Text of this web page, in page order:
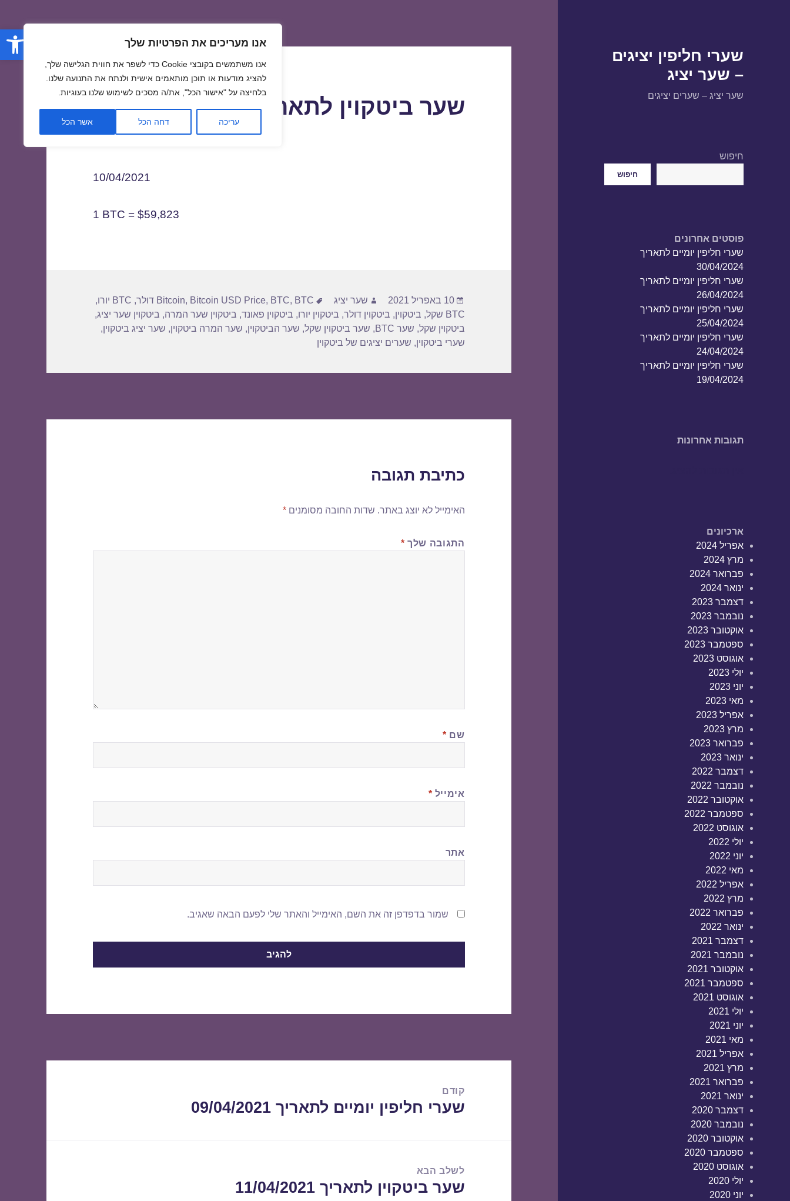
פתח אנו מעריכים את הפרטיות שלך
אנו משתמשים בקובצי Cookie כדי לשפר את חווית הגלישה שלך,
להציג מודעות או תוכן מותאמים אישית ולנתח את התנועה שלנו.
בלחיצה על "אישור הכל", את/ה מסכים לשימוש שלנו בעוגיות.
עריכה דחה הכל אשר הכל
שערי חליפין יציגים
– שער יציג
שער יציג – שערים יציגים
חיפוש
חיפוש
פוסטים אחרונים
שערי חליפין יומיים לתאריך
30/04/2024
שערי חליפין יומיים לתאריך
26/04/2024
שערי חליפין יומיים לתאריך
25/04/2024
שערי חליפין יומיים לתאריך
24/04/2024
שערי חליפין יומיים לתאריך
19/04/2024
תגובות אחרונות
ארכיונים
אפריל 2024
מרץ 2024
פברואר 2024
ינואר 2024
דצמבר 2023
נובמבר 2023
אוקטובר 2023
ספטמבר 2023
אוגוסט 2023
יולי 2023
יוני 2023
מאי 2023
אפריל 2023
מרץ 2023
פברואר 2023
ינואר 2023
דצמבר 2022
נובמבר 2022
אוקטובר 2022
ספטמבר 2022
אוגוסט 2022
יולי 2022
יוני 2022
מאי 2022
אפריל 2022
מרץ 2022
פברואר 2022
ינואר 2022
דצמבר 2021
נובמבר 2021
אוקטובר 2021
ספטמבר 2021
אוגוסט 2021
יולי 2021
יוני 2021
מאי 2021
אפריל 2021
מרץ 2021
פברואר 2021
ינואר 2021
דצמבר 2020
נובמבר 2020
אוקטובר 2020
ספטמבר 2020
אוגוסט 2020
יולי 2020
יוני 2020
שער ביטקוין לתאריך 10/04/2021
10/04/2021
1 BTC = $59,823
פורסם
בתאריך
10 באפריל 2021 מחבר
שער יציג תגיות Bitcoin, Bitcoin USD Price, BTC, BTC דולר , BTC יורו
,
BTC שקל
, ביטקוין, ביטקוין דולר, ביטקוין יורו, ביטקוין פאונד, ביטקוין שער המרה, ביטקוין שער יציג,
ביטקוין שקל, שער BTC , שער ביטקוין שקל, שער הביטקוין, שער המרה ביטקוין, שער יציג ביטקוין,
שערי ביטקוין, שערים יציגים של ביטקוין
כתיבת תגובה
האימייל לא יוצג באתר. שדות החובה מסומנים*
התגובה שלך *
שם *
אימייל *
אתר
שמור בדפדפן זה את השם, האימייל והאתר שלי לפעם הבאה שאגיב.
קודם
הפוסט
שערי חליפין יומיים לתאריך 09/04/2021
לשלב הבא
הפוסט
שער ביטקוין לתאריך 11/04/2021